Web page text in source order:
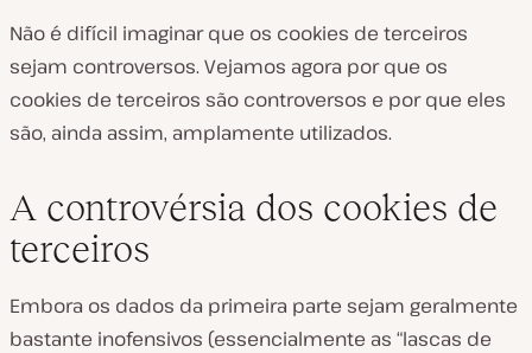
Não é difícil imaginar que os cookies de terceiros
sejam controversos. Vejamos agora por que os
cookies de terceiros são controversos e por que eles
são, ainda assim, amplamente utilizados.
A controvérsia dos cookies de
terceiros
Embora os dados da primeira parte sejam geralmente
bastante inofensivos (essencialmente as “lascas de